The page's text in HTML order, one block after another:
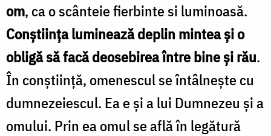
om, ca o scânteie fierbinte si luminoasă.
Conștiința luminează deplin mintea și o
obligă să facă deosebirea între bine și rău.
În conștiință, omenescul se întâlnește cu
dumnezeiescul. Ea e și a lui Dumnezeu și a
omului. Prin ea omul se află în legătură